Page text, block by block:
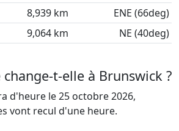
8,939 km
ENE (66deg)
9,064 km NE (40deg)
t-elle à Brunswick ?
d'heure le 25 octobre 2026,
vont recul d'une heure.